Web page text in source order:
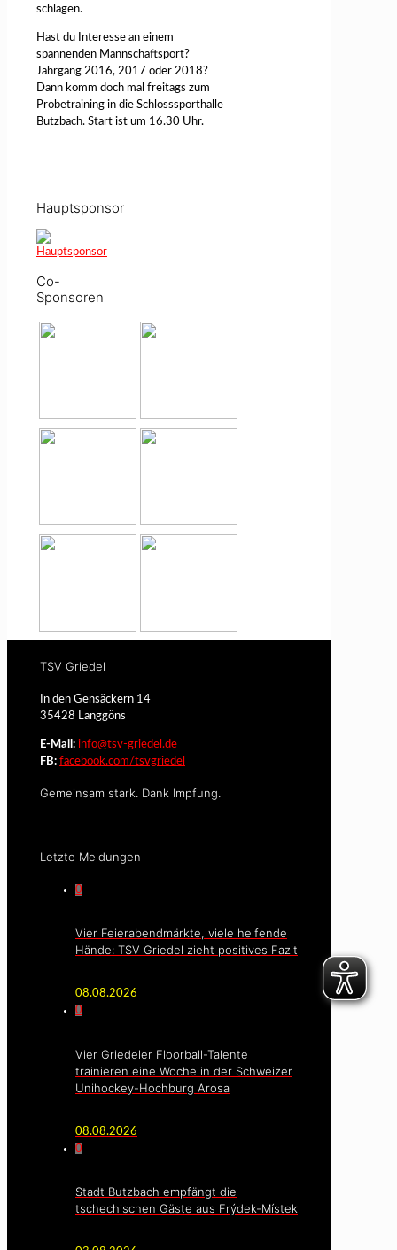
schlagen.
Hast du Interesse an einem
spannenden Mannschaftsport?
Jahrgang 2016, 2017 oder 2018?
Dann komm doch mal freitags zum
Probetraining in die Schlosssporthalle
Butzbach. Start ist um 16.30 Uhr.
Hauptsponsor
Co-
Sponsoren
TSV Griedel
In den Gensäckern 14
35428 Langgöns
E-Mail: info@tsv-griedel.de
FB: facebook.com/tsvgriedel
Gemeinsam stark. Dank Impfung.
Letzte Meldungen
0
Vier Feierabendmärkte, viele helfende
Hände: TSV Griedel zieht positives Fazit
08.08.2026
0
Vier Griedeler Floorball-Talente
trainieren eine Woche in der Schweizer
Unihockey-Hochburg Arosa
08.08.2026
0
Stadt Butzbach empfängt die
tschechischen Gäste aus Frýdek-Místek